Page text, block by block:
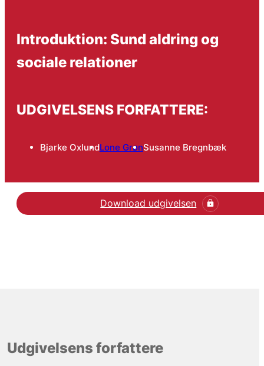
Introduktion: Sund aldring og
sociale relationer
UDGIVELSENS FORFATTERE:
Bjarke OxlundLone GrønSusanne Bregnbæk
Download udgivelsen
Udgivelsens forfattere